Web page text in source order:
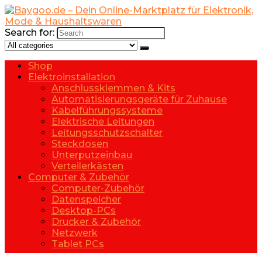
Search for:
Shop
Elektroinstallation
Anschlussklemmen & Kits
Automatisierungsgeräte für Zuhause
Kabelführungssysteme
Elektrische Leitungen
Leitungsschutzschalter
Steckdosen
Unterputzeinbau
Verteilerkästen
Computer & Zubehör
Computer-Zubehör
Datenspeicher
Desktop-PCs
Drucker & Zubehör
Netzwerk
Tablet PCs